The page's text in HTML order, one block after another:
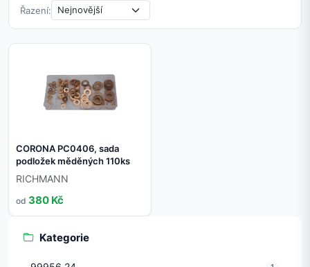
Řazení:
CORONA PC0406, sada
podložek měděných 110ks
RICHMANN
od 380 Kč
Kategorie